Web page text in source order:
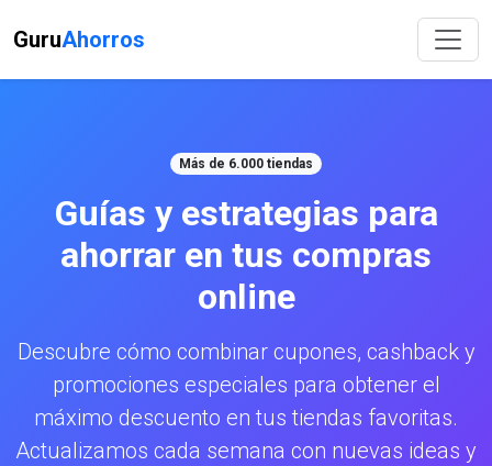
GuruAhorros
Más de 6.000 tiendas
Guías y estrategias para
ahorrar en tus compras
online
Descubre cómo combinar cupones, cashback y
promociones especiales para obtener el
máximo descuento en tus tiendas favoritas.
Actualizamos cada semana con nuevas ideas y